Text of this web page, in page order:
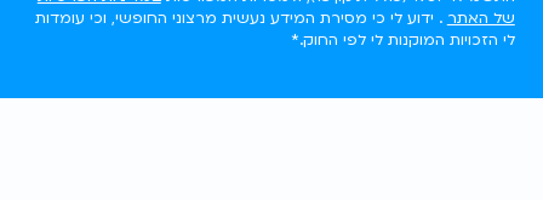
של האתר . ידוע לי כי מסירת המידע נעשית מרצוני החופשי, וכי עומדות
לי הזכויות המוקנות לי לפי החוק.*